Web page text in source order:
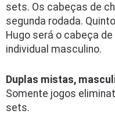
sets. Os cabeças de
segunda rodada.
Hugo será o cabeça
individual masculino.
Duplas mistas,
Somente jogos
sets.